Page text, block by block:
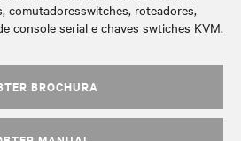
comutadoresswitches, roteadores,
console serial e chaves swtiches KVM.
BROCHURA